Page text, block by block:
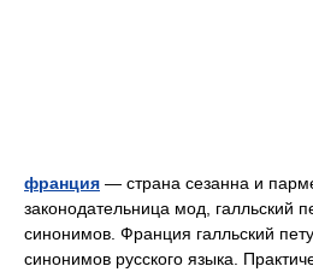
франция — страна сезанна и
законодательница мод, галльский
синонимов. Франция галльский
синонимов русского языка.